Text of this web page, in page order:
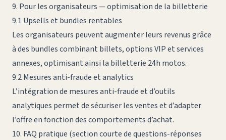
9. Pour les organisateurs — optimisation de la billetterie
9.1 Upsells et bundles rentables
Les organisateurs peuvent augmenter leurs revenus grâce
à des bundles combinant billets, options VIP et services
annexes, optimisant ainsi la billetterie 24h motos.
9.2 Mesures anti-fraude et analytics
L’intégration de mesures anti-fraude et d’outils
analytiques permet de sécuriser les ventes et d’adapter
l’offre en fonction des comportements d’achat.
10. FAQ pratique (section courte de questions-réponses